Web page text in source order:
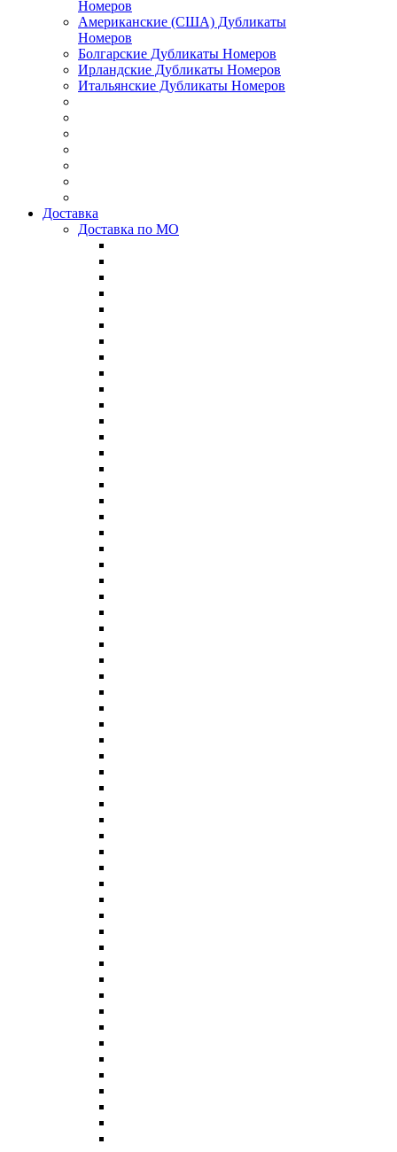
Номеров
Американские (США) Дубликаты
Номеров
Болгарские Дубликаты Номеров
Ирландские Дубликаты Номеров
Итальянские Дубликаты Номеров
Доставка
Доставка по МО